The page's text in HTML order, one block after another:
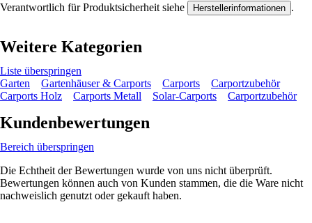
Verantwortlich für Produktsicherheit siehe Herstellerinformationen .
Weitere Kategorien
Liste überspringen
Garten
Gartenhäuser & Carports Carports
Carportzubehör
Carports Holz
Carports Metall Solar-Carports Carportzubehör
Kundenbewertungen
Bereich überspringen
Die Echtheit der Bewertungen wurde von uns nicht überprüft.
Bewertungen können auch von Kunden stammen, die die Ware nicht
nachweislich genutzt oder gekauft haben.